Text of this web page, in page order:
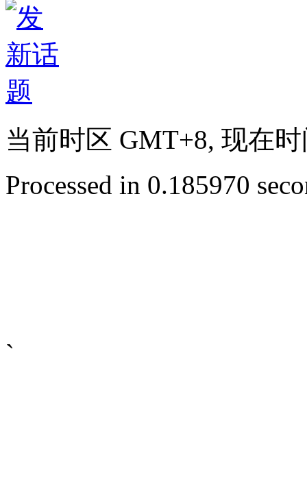
当前时区 GMT+8, 现在
Processed in 0.185970
`